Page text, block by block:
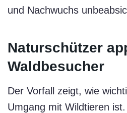
und Nachwuchs
Naturschützer
Waldbesucher
Der Vorfall zeigt, wie
Umgang mit Wildtieren